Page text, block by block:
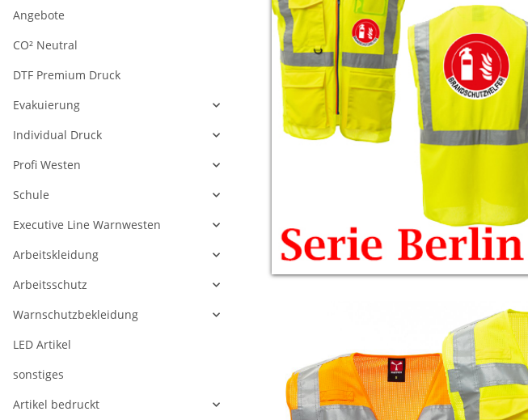
Angebote
CO² Neutral
DTF Premium Druck
Evakuierung
Individual Druck
Profi Westen
Schule
Executive Line Warnwesten
Arbeitskleidung
Arbeitsschutz
Warnschutzbekleidung
LED Artikel
sonstiges
Artikel bedruckt